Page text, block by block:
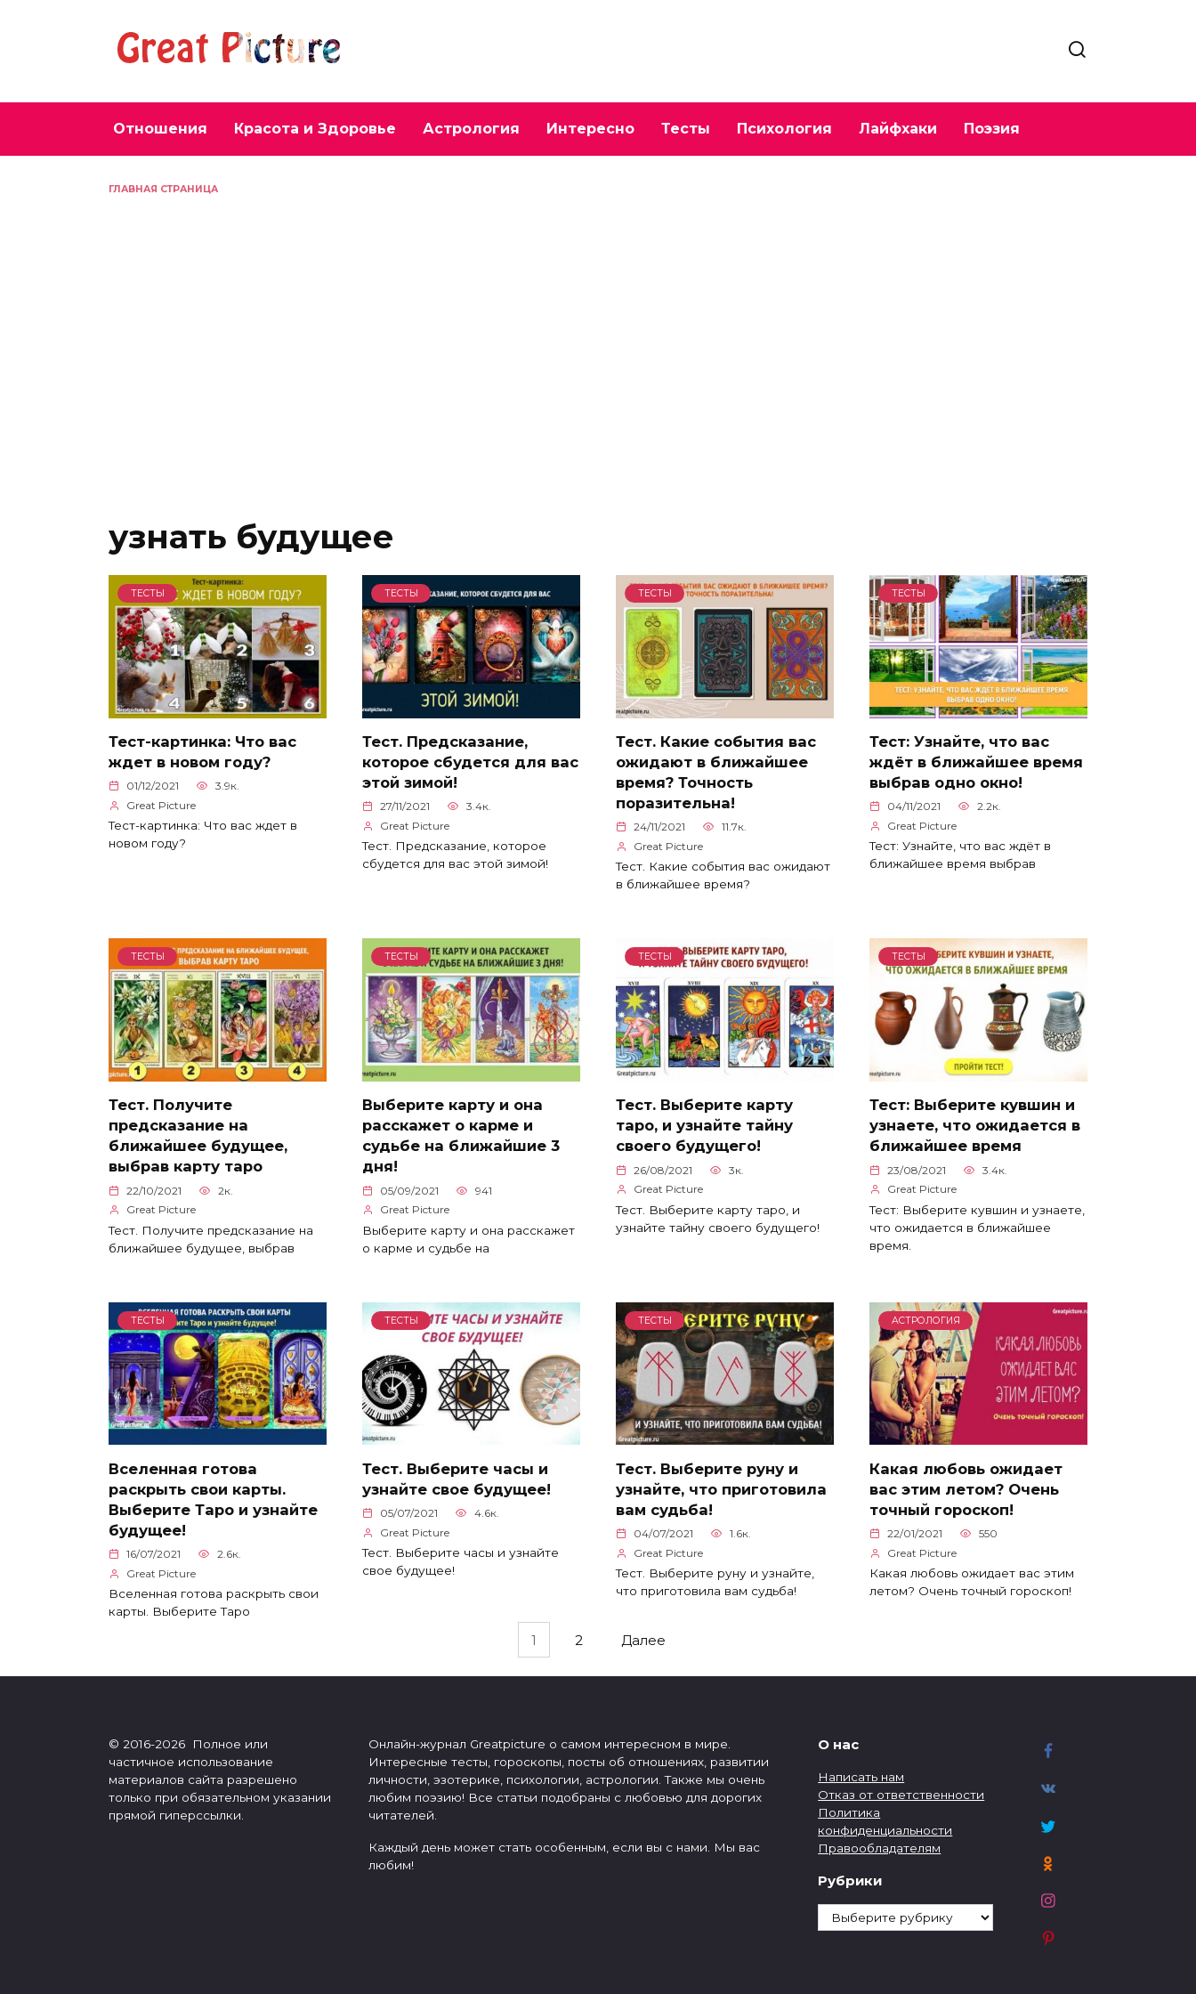
Отношения Красота и Здоровье Астрология Интересно Тесты Психология Лайфхаки Поэзия
ГЛАВНАЯ СТРАНИЦА
узнать будущее
ТЕСТЫ
Тест-картинка: Что вас
ждет в новом году?
01/12/2021
3.9к.
Great Picture
Тест-картинка: Что вас ждет в
новом году?
ТЕСТЫ
Тест. Предсказание,
которое сбудется для вас
этой зимой!
27/11/2021
3.4к.
Great Picture
Тест. Предсказание, которое
сбудется для вас этой зимой!
ТЕСТЫ
Тест. Какие события вас
ожидают в ближайшее
время? Точность
поразительна!
24/11/2021
11.7к.
Great Picture
Тест. Какие события вас ожидают
в ближайшее время?
ТЕСТЫ
Тест: Узнайте, что вас
ждёт в ближайшее время
выбрав одно окно!
04/11/2021
2.2к.
Great Picture
Тест: Узнайте, что вас ждёт в
ближайшее время выбрав
ТЕСТЫ
Тест. Получите
предсказание на
ближайшее будущее,
выбрав карту таро
22/10/2021
2к.
Great Picture
Тест. Получите предсказание на
ближайшее будущее, выбрав
ТЕСТЫ
Выберите карту и она
расскажет о карме и
судьбе на ближайшие 3
дня!
05/09/2021
941
Great Picture
Выберите карту и она расскажет
о карме и судьбе на
ТЕСТЫ
Тест. Выберите карту
таро, и узнайте тайну
своего будущего!
26/08/2021
3к.
Great Picture
Тест. Выберите карту таро, и
узнайте тайну своего будущего!
ТЕСТЫ
Тест: Выберите кувшин и
узнаете, что ожидается в
ближайшее время
23/08/2021
3.4к.
Great Picture
Тест: Выберите кувшин и узнаете,
что ожидается в ближайшее
время.
ТЕСТЫ
Вселенная готова
раскрыть свои карты.
Выберите Таро и узнайте
будущее!
16/07/2021
2.6к.
Great Picture
Вселенная готова раскрыть свои
карты. Выберите Таро
ТЕСТЫ
Тест. Выберите часы и
узнайте свое будущее!
05/07/2021
4.6к.
Great Picture
Тест. Выберите часы и узнайте
свое будущее!
ТЕСТЫ
Тест. Выберите руну и
узнайте, что приготовила
вам судьба!
04/07/2021
1.6к.
Great Picture
Тест. Выберите руну и узнайте,
что приготовила вам судьба!
АСТРОЛОГИЯ
Какая любовь ожидает
вас этим летом? Очень
точный гороскоп!
22/01/2021
550
Great Picture
Какая любовь ожидает вас этим
летом? Очень точный гороскоп!
1 2 Далее
© 2016-2026 Полное или
частичное использование
материалов сайта разрешено
только при обязательном указании
прямой гиперссылки.
Онлайн-журнал Greatpicture о самом интересном в мире.
Интересные тесты, гороскопы, посты об отношениях, развитии
личности, эзотерике, психологии, астрологии. Также мы очень
любим поэзию! Все статьи подобраны с любовью для дорогих
читателей.
Каждый день может стать особенным, если вы с нами. Мы вас
любим!
О нас
Написать нам
Отказ от ответственности
Политика
конфиденциальности
Правообладателям
Рубрики
Рубрики